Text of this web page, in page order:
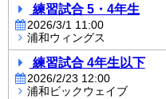
練習試合 5・4年生
2026/3/1 11:00
浦和ウィングス
練習試合 4年生以下
2026/2/23 12:00
浦和ビックウェイブ